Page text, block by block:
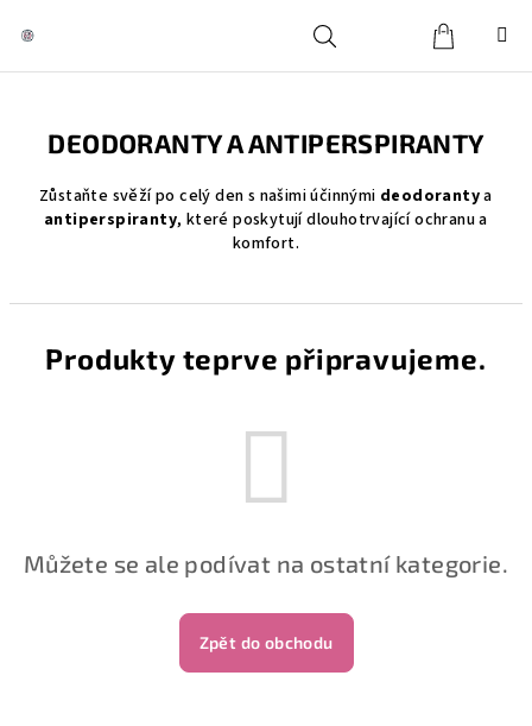
HledatPřihlášeníKošík
DEODORANTY A ANTIPERSPIRANTY
Zůstaňte svěží po celý den s našimi účinnými deodorantya
antiperspiranty, které poskytují dlouhotrvající ochranu a
komfort.
Produkty teprve připravujeme.
Můžete se ale podívat na ostatní kategorie.
Zpět do obchodu